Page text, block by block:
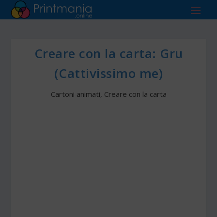
Creare con la carta: Gru
(Cattivissimo me)
Cartoni animati, Creare con la carta